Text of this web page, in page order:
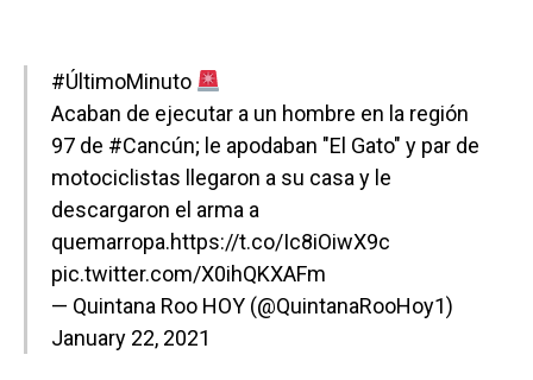
#ÚltimoMinuto
Acaban de ejecutar a un hombre en la región
97 de #Cancún; le apodaban "El Gato" y par de
motociclistas llegaron a su casa y le
descargaron el arma a
quemarropa.https://t.co/Ic8iOiwX9c
pic.twitter.com/X0ihQKXAFm
— Quintana Roo HOY (@QuintanaRooHoy1)
January 22, 2021